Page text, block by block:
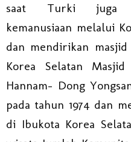
saat Turki juga
kemanusiaan melalui
dan mendirikan
Korea Selatan
Hannam- Dong
pada tahun 1974 dan
di Ibukota Korea